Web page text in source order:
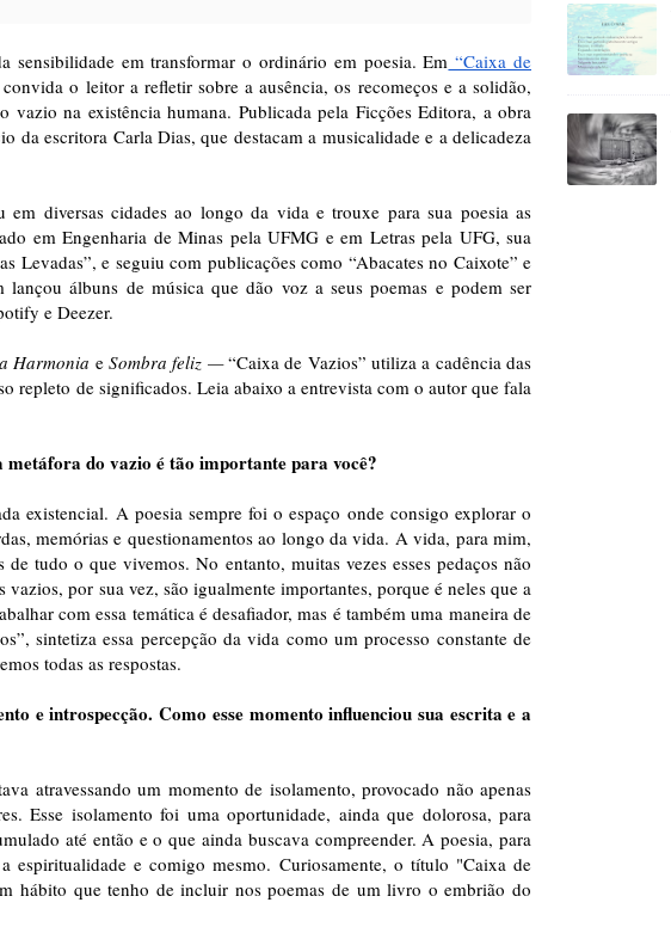
sensibilidade em transformar o ordinário em poesia. Em “Caixa de
o leitor a refletir sobre a ausência, os recomeços e a solidão,
na existência humana. Publicada pela Ficções Editora, a obra
da escritora Carla Dias, que destacam a musicalidade e a delicadeza
diversas cidades ao longo da vida e trouxe para sua poesia as
em Engenharia de Minas pela UFMG e em Letras pela UFG, sua
e seguiu com publicações como “Abacates no Caixote” e
álbuns de música que dão voz a seus poemas e podem ser
e Deezer.
Harmonia eSombra feliz —“Caixa de Vazios” utiliza a cadência das
repleto de significados. Leia abaixo a entrevista com o autor que fala
metáfora do vazio é tão importante para você?
existencial. A poesia sempre foi o espaço onde consigo explorar o
memórias e questionamentos ao longo da vida. A vida, para mim,
tudo o que vivemos. No entanto, muitas vezes esses pedaços não
por sua vez, são igualmente importantes, porque é neles que a
com essa temática é desafiador, mas é também uma maneira de
sintetiza essa percepção da vida como um processo constante de
todas as respostas.
e introspecção. Como esse momento influenciou sua escrita e a
atravessando um momento de isolamento, provocado não apenas
Esse isolamento foi uma oportunidade, ainda que dolorosa, para
até então e o que ainda buscava compreender. A poesia, para
e comigo mesmo. Curiosamente, o título "Caixa de
hábito que tenho de incluir nos poemas de um livro o embrião do